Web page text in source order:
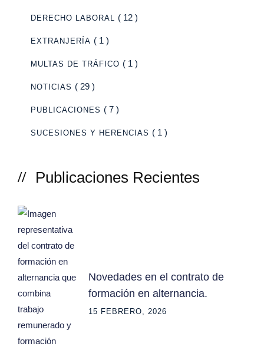
DERECHO LABORAL ( 12 )
EXTRANJERÍA ( 1 )
MULTAS DE TRÁFICO ( 1 )
NOTICIAS ( 29 )
PUBLICACIONES ( 7 )
SUCESIONES Y HERENCIAS ( 1 )
Publicaciones Recientes
Novedades en el contrato de
formación en alternancia.
15 FEBRERO, 2026